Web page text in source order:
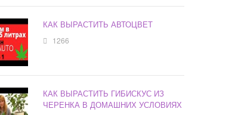
КАК ВЫРАСТИТЬ АВТОЦВЕТ
1266
КАК ВЫРАСТИТЬ ГИБИСКУС ИЗ
ЧЕРЕНКА В ДОМАШНИХ УСЛОВИЯХ